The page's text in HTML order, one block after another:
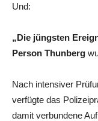
Und:
„Die jüngsten
Person Thunberg
Nach intensiver
verfügte das
damit verbundene